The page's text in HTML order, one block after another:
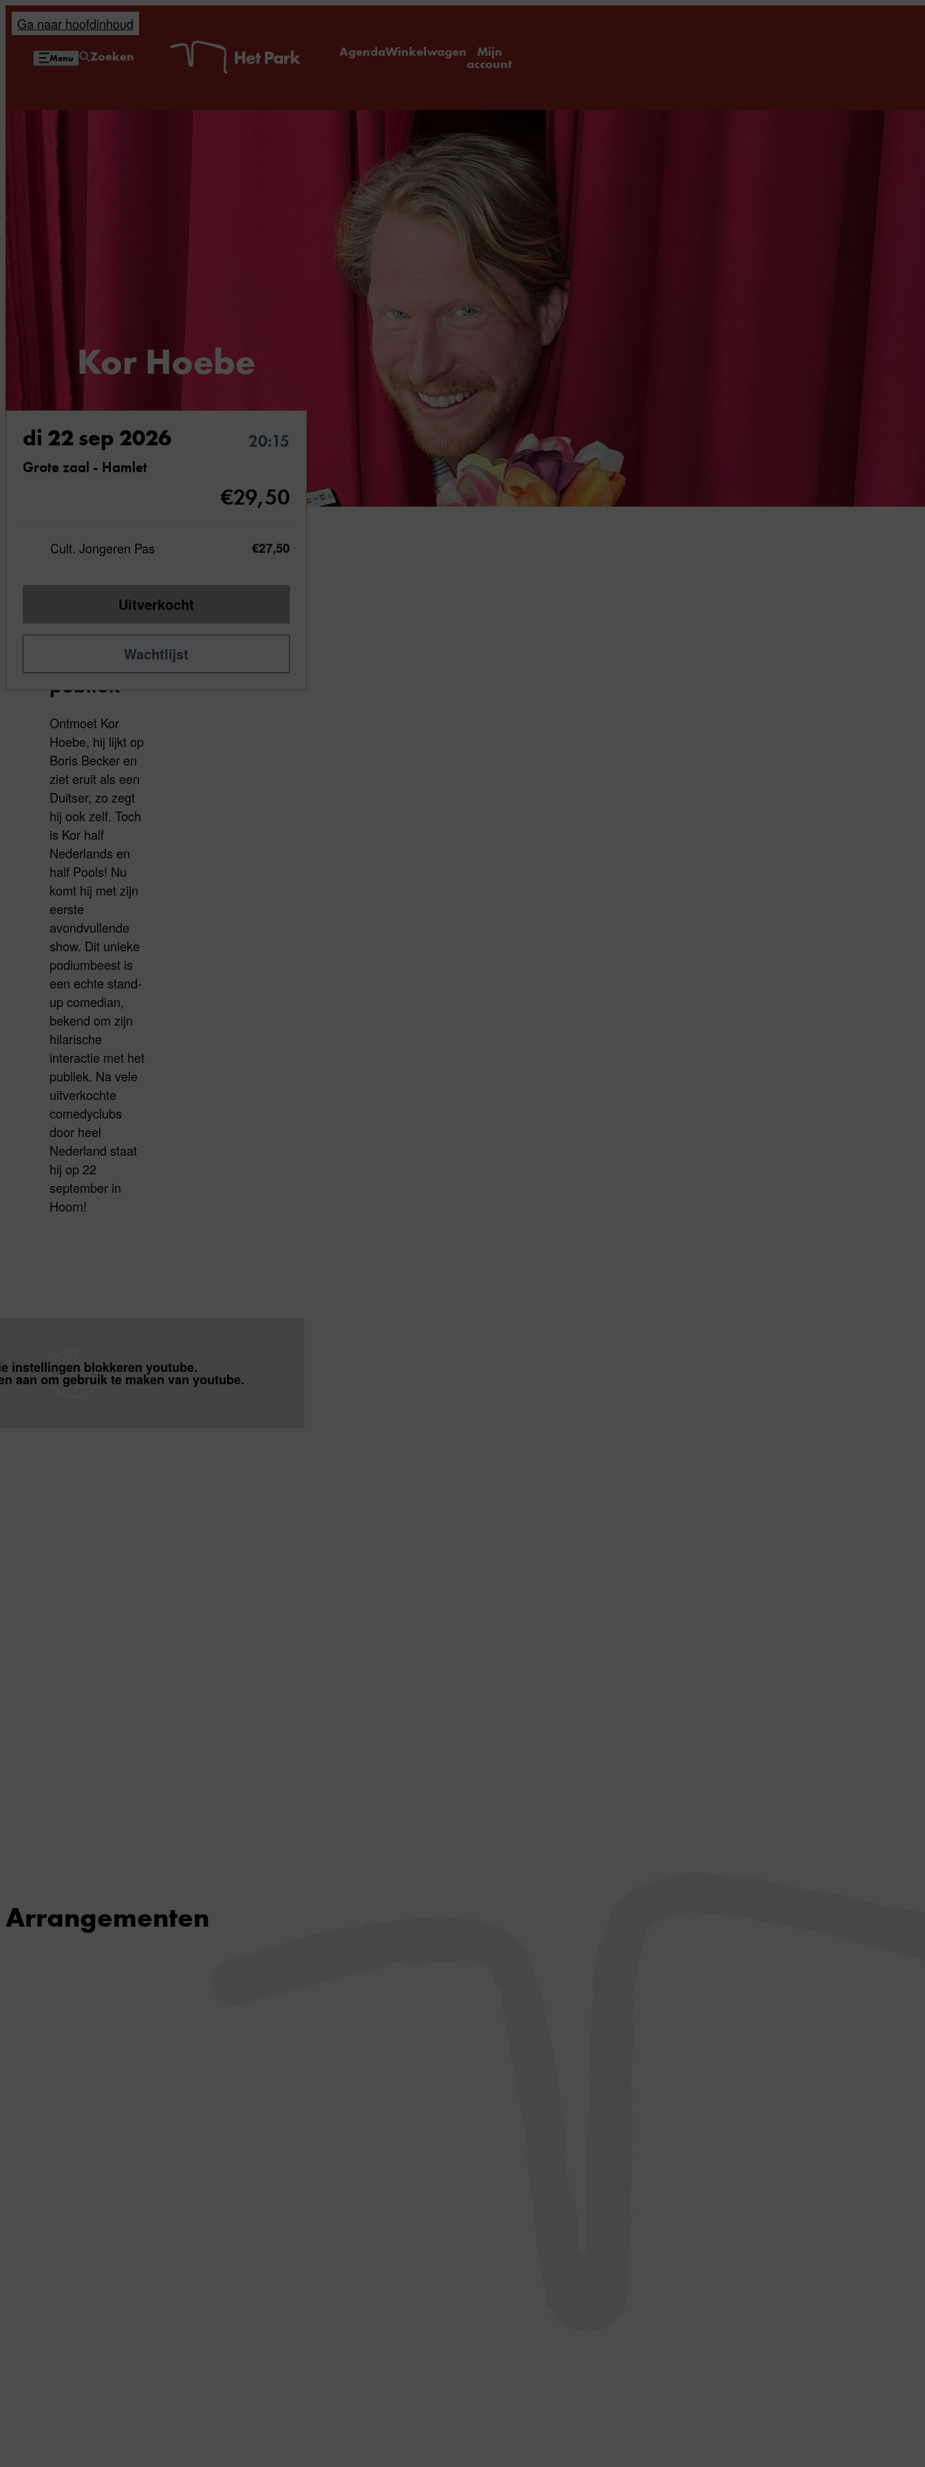
Ga naar hoofdinhoud
Zoeken
Menu AgendaWinkelwagen Mijn
account
Kor Hoebe
di 22 sep 2026 20:15
Grote zaal - Hamlet
€29,50
Cult. Jongeren Pas €27,50
Uitverkocht
Wachtlijst
Een echte
stand-up
comedian,
hilarische
interactie
publiek
Ontmoet Kor
Hoebe, hij lijkt op
Boris Becker en
ziet eruit als een
Duitser, zo zegt
hij ook zelf. Toch
is Kor half
Nederlands en
half Pools! Nu
komt hij met zijn
eerste
avondvullende
show. Dit unieke
podiumbeest is
een echte stand-
up comedian,
bekend om zijn
hilarische
interactie met het
publiek. Na vele
uitverkochte
comedyclubs
door heel
Nederland staat
hij op 22
september in
Hoorn!
instellingen blokkeren youtube.
aan om gebruik te maken van youtube.
Arrangementen